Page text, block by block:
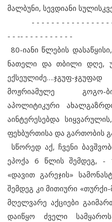
მალბუნი, სევდიანი
- - - - - - - - - - - - - - - - -
- - -- - - - - - - - - - -
80-იანი წლების
ნათელი და თბილი დღე,
ექსეულიძე….ჯგუფ-
მოჟრიამულე გოგო-
აპოლიტიკური
აინტერესებდა
ფეხბურთისა და გართობის
სწორედ აქ, ჩვენი
ეპოქა 6 წლის შემდეგ, -
«დავით გარეჯის»
შემდეგ კი მითიური «თურქი-
მღელვარე აქციები
დაიწყო ძველი